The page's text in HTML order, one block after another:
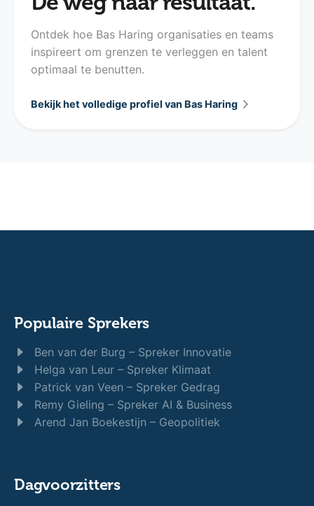
Ontdek hoe Bas Haring organisaties en teams
inspireert om grenzen te verleggen en talent
optimaal te benutten.
Bekijk het volledige profiel van Bas Haring
Populaire Sprekers
Ben van der Burg – Spreker Innovatie
Helga van Leur – Spreker Klimaat
Patrick van Veen – Spreker Gedrag
Remy Gieling – Spreker AI & Business
Arend Jan Boekestijn – Geopolitiek
Dagvoorzitters